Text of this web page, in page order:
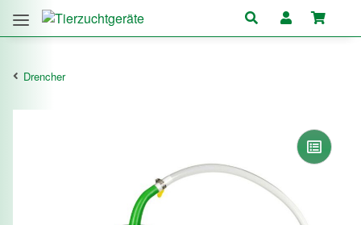
Drencher